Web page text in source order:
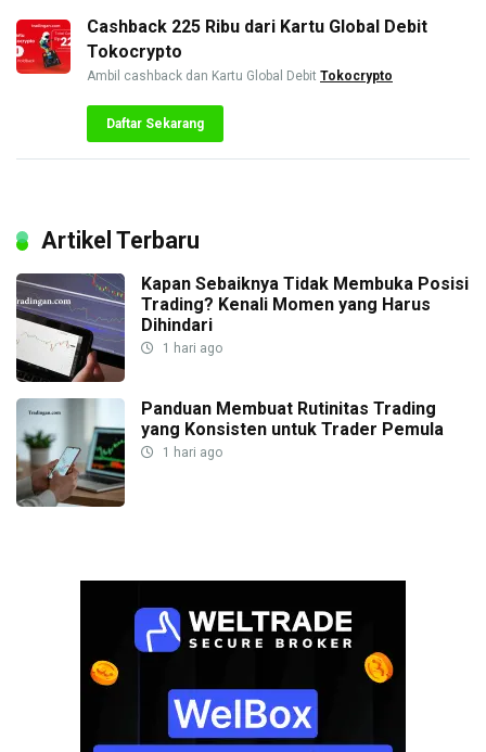
Cashback 225 Ribu dari Kartu Global Debit
Tokocrypto
Ambil cashback dan Kartu Global Debit Tokocrypto
Daftar Sekarang
Artikel Terbaru
Kapan Sebaiknya Tidak Membuka Posisi
Trading? Kenali Momen yang Harus
Dihindari
1 hari ago
Panduan Membuat Rutinitas Trading
yang Konsisten untuk Trader Pemula
1 hari ago